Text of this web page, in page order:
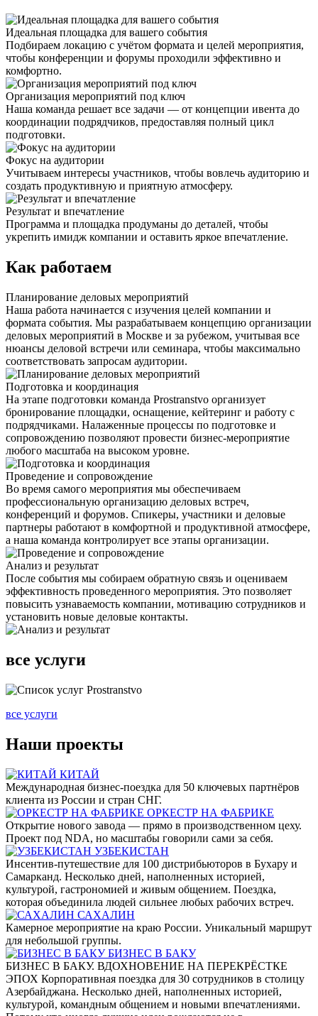
Идеальная площадка для вашего события
Подбираем локацию с учётом формата и целей мероприятия,
чтобы конференции и форумы проходили эффективно и
комфортно.
Организация мероприятий под ключ
Наша команда решает все задачи — от концепции ивента до
координации подрядчиков, предоставляя полный цикл
подготовки.
Фокус на аудитории
Учитываем интересы участников, чтобы вовлечь аудиторию и
создать продуктивную и приятную атмосферу.
Результат и впечатление
Программа и площадка продуманы до деталей, чтобы
укрепить имидж компании и оставить яркое впечатление.
Как работаем
Планирование деловых мероприятий
Наша работа начинается с изучения целей компании и
формата события. Мы разрабатываем концепцию организации
деловых мероприятий в Москве и за рубежом, учитывая все
нюансы деловой встречи или семинара, чтобы максимально
соответствовать запросам аудитории.
Подготовка и координация
На этапе подготовки команда Prostranstvo организует
бронирование площадки, оснащение, кейтеринг и работу с
подрядчиками. Налаженные процессы по подготовке и
сопровождению позволяют провести бизнес-мероприятие
любого масштаба на высоком уровне.
Проведение и сопровождение
Во время самого мероприятия мы обеспечиваем
профессиональную организацию деловых встреч,
конференций и форумов. Спикеры, участники и деловые
партнеры работают в комфортной и продуктивной атмосфере,
а наша команда контролирует все этапы организации.
Анализ и результат
После события мы собираем обратную связь и оцениваем
эффективность проведенного мероприятия. Это позволяет
повысить узнаваемость компании, мотивацию сотрудников и
установить новые деловые контакты.
все услуги
все услуги
Наши проекты
КИТАЙ
Международная бизнес-поездка для 50 ключевых партнёров
клиента из России и стран СНГ.
ОРКЕСТР НА ФАБРИКЕ
Открытие нового завода — прямо в производственном цеху.
Проект под NDA, но масштабы говорили сами за себя.
УЗБЕКИСТАН
Инсентив-путешествие для 100 дистрибьюторов в Бухару и
Самарканд. Несколько дней, наполненных историей,
культурой, гастрономией и живым общением. Поездка,
которая объединила людей сильнее любых рабочих встреч.
САХАЛИН
Камерное мероприятие на краю России. Уникальный маршрут
для небольшой группы.
БИЗНЕС В БАКУ
БИЗНЕС В БАКУ. ВДОХНОВЕНИЕ НА ПЕРЕКРЁСТКЕ
ЭПОХ Корпоративная поездка для 30 сотрудников в столицу
Азербайджана. Несколько дней, наполненных историей,
культурой, командным общением и новыми впечатлениями.